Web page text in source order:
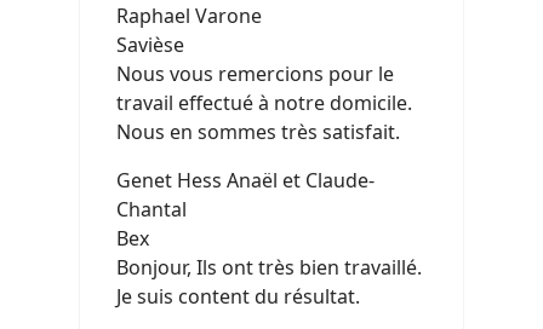
Raphael Varone
Savièse
Nous vous remercions pour le
travail effectué à notre domicile.
Nous en sommes très satisfait.
Genet Hess Anaël et Claude-
Chantal
Bex
Bonjour, Ils ont très bien travaillé.
Je suis content du résultat.